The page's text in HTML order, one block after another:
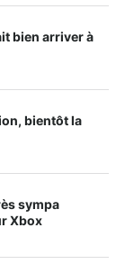
bien arriver à
bientôt la
sympa
Xbox